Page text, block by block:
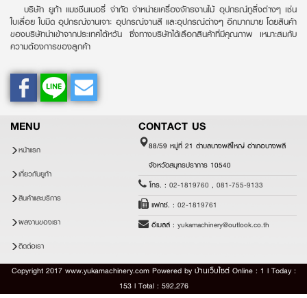
บริษัท ยูก้า แมชชีนเนอรี่ จำกัด จำหน่ายเครื่องจักรงานไม้ อุปกรณ์ทูลิ่งต่างๆ เช่น
ใบเลื่อย ใบมีด อุปกรณ์งานเจาะ อุปกรณ์งานสี และอุปกรณ์ต่างๆ อีกมากมาย โดยสินค้า
ของบริษัทนำเข้าจากประเทศไต้หวัน ซึ่งทางบริษัทได้เลือกสินค้าที่มีคุณภาพ เหมาะสมกับ
ความต้องการของลูกค้า
MENU
หน้าแรก
เกี่ยวกับยูก้า
สินค้าและบริการ
ผลงานของเรา
ติดต่อเรา
CONTACT US
88/59 หมู่ที่ 21 ตำบลบางพลีใหญ่ อำเภอบางพลี
จังหวัดสมุทรปราการ 10540
โทร. : 02-1819760 , 081-755-9133
แฟกซ์. : 02-1819761
อีเมลล์ : yukamachinery@outlook.co.th
Copyright 2017 www.yukamachinery.com Powered by บ้านเว็บไซต์Online : 1 l Today :
153 l Total : 592,276